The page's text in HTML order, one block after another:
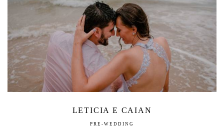
LETICIA E CAIAN
PRE-WEDDING